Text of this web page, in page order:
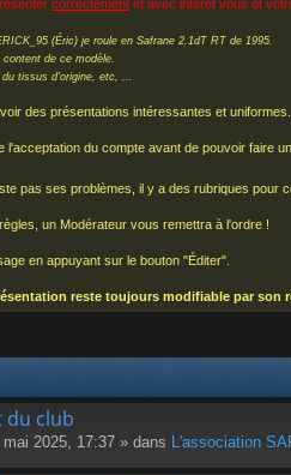
correctement et avec intérêt vous et
(Éric) je roule en Safrane 2.1dT RT de 1995.
de ce modèle.
tissus d'origine, etc, ...
des présentations intéressantes et uniformes.
l'acceptation du compte avant de pouvoir faire
pas ses problèmes, il y a des rubriques pour
un Modérateur vous remettra à l'ordre !
en appuyant sur le bouton "Éditer".
reste toujours modifiable par son
du club
mai 2025, 17:37 » dans L'association